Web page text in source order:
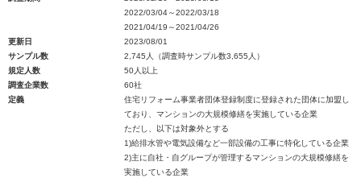
2022/03/04～2022/03/18
2021/04/19～2021/04/26
更新日
2023/08/01
サンプル数
2,745人（調査時サンプル数3,655人）
規定人数
50人以上
調査企業数
60社
定義
住宅リフォーム事業者団体登録制度に登録された団体に加盟し
ており、マンションの大規模修繕を実施している企業
ただし、以下は対象外とする
1)給排水管や電気設備など一部設備の工事に特化している企業
2)主に自社・自グループが管理するマンションの大規模修繕を
実施している企業